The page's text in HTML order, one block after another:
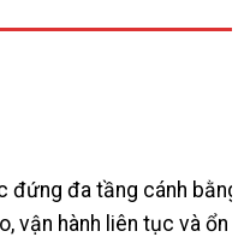
đứng đa tầng cánh bằng
vận hành liên tục và ổn